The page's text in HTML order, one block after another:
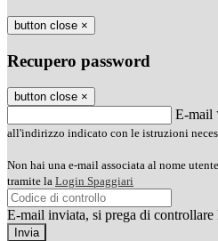
button close ×
Recupero password
button close ×
E-mail
all'indirizzo indicato con le istruzioni
Non hai una e-mail associata al nome
tramite la Login Spaggiari
E-mail inviata, si prega di controllare